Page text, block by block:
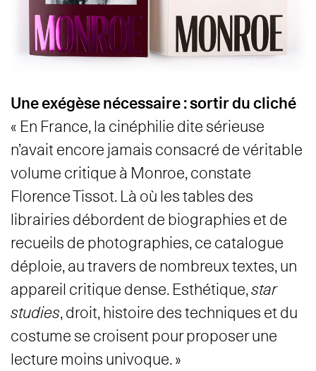
Une exégèse nécessaire : sortir du cliché
« En France, la cinéphilie dite sérieuse
n’avait encore jamais consacré de véritable
volume critique à Monroe, constate
Florence Tissot. Là où les tables des
librairies débordent de biographies et de
recueils de photographies, ce catalogue
déploie, au travers de nombreux textes, un
appareil critique dense. Esthétique,star
studies, droit, histoire des techniques et du
costume se croisent pour proposer une
lecture moins univoque. »